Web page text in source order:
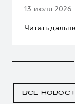
13 июля 2026
Читать
ВСЕ